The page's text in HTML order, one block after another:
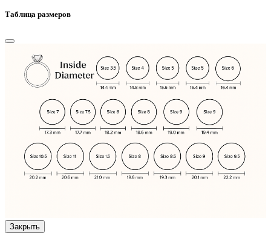
Таблица размеров
Закрыть